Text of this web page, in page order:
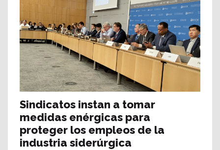
Sindicatos instan a tomar
medidas enérgicas para
proteger los empleos de la
industria siderúrgica